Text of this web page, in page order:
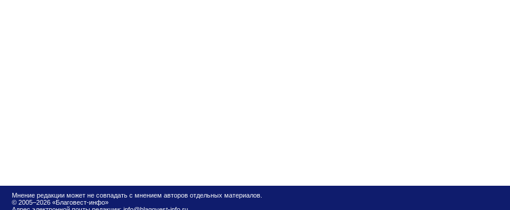
Мнение редакции может не совпадать с мнением авторов отдельных материалов.
© 2005–2026 «Благовест-инфо»